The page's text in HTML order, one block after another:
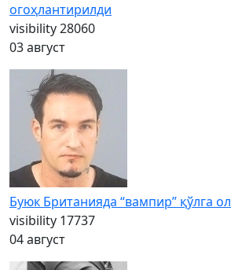
огоҳлантирилди
visibility28060
03 август
Буюк Британияда “вампир” қўлга
visibility 17737
04 август